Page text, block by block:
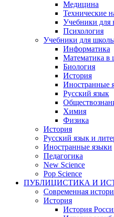
Медицина
Технические
Учебники для
Психология
Учебники для
Информатика
Математика в
Биология
История
Иностранные
Русский язык
Химия
Физика
История
Русский язык и
Иностранные языки
Педагогика
New Science
Pop Science
ПУБЛИЦИСТИКА И
Современная
История
История